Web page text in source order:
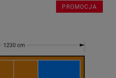
PROMOCJA